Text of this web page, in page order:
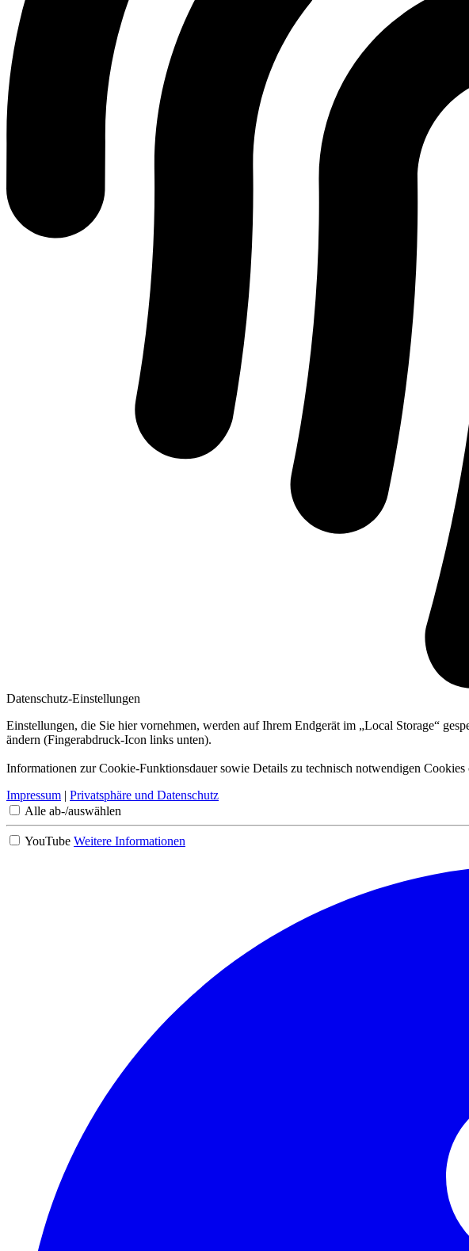
Datenschutz-Einstellungen
Einstellungen, die Sie hier vornehmen, werden auf Ihrem Endgerät im „Local Storage“
ändern (Fingerabdruck-Icon links unten).
Informationen zur Cookie-Funktionsdauer sowie Details zu technisch notwendigen Cookies
Impressum | Privatsphäre und Datenschutz
Alle ab-/auswählen
YouTube Weitere Informationen